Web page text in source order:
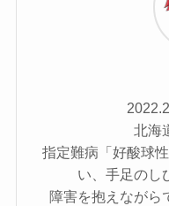
北海
指定難病「好酸球
い、手足のし
障害を抱えながら